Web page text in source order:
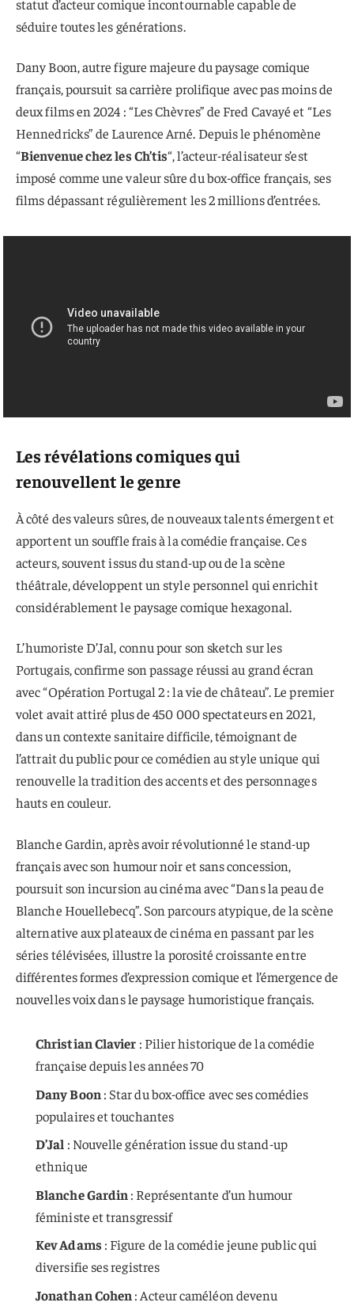
statut d’acteur comique incontournable capable de
séduire toutes les générations.
Dany Boon, autre figure majeure du paysage comique
français, poursuit sa carrière prolifique avec pas moins de
deux films en 2024 : “Les Chèvres” de Fred Cavayé et “Les
Hennedricks” de Laurence Arné. Depuis le phénomène
“Bienvenue chez les Ch’tis“, l’acteur-réalisateur s’est
imposé comme une valeur sûre du box-office français, ses
films dépassant régulièrement les 2 millions d’entrées.
Les révélations comiques qui
renouvellent le genre
À côté des valeurs sûres, de nouveaux talents émergent et
apportent un souffle frais à la comédie française. Ces
acteurs, souvent issus du stand-up ou de la scène
théâtrale, développent un style personnel qui enrichit
considérablement le paysage comique hexagonal.
L’humoriste D’Jal, connu pour son sketch sur les
Portugais, confirme son passage réussi au grand écran
avec “Opération Portugal 2 : la vie de château”. Le premier
volet avait attiré plus de 450 000 spectateurs en 2021,
dans un contexte sanitaire difficile, témoignant de
l’attrait du public pour ce comédien au style unique qui
renouvelle la tradition des accents et des personnages
hauts en couleur.
Blanche Gardin, après avoir révolutionné le stand-up
français avec son humour noir et sans concession,
poursuit son incursion au cinéma avec “Dans la peau de
Blanche Houellebecq”. Son parcours atypique, de la scène
alternative aux plateaux de cinéma en passant par les
séries télévisées, illustre la porosité croissante entre
différentes formes d’expression comique et l’émergence de
nouvelles voix dans le paysage humoristique français.
Christian Clavier : Pilier historique de la comédie
française depuis les années 70
Dany Boon : Star du box-office avec ses comédies
populaires et touchantes
D’Jal : Nouvelle génération issue du stand-up
ethnique
Blanche Gardin : Représentante d’un humour
féministe et transgressif
Kev Adams : Figure de la comédie jeune public qui
diversifie ses registres
Jonathan Cohen : Acteur caméléon devenu